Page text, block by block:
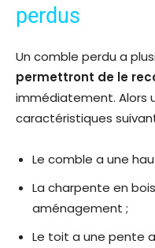
perdus
Un comble perdu a
permettront de le
immédiatement. Alors
caractéristiques
Le comble a une
La charpente en
aménagement ;
Le toit a une pente